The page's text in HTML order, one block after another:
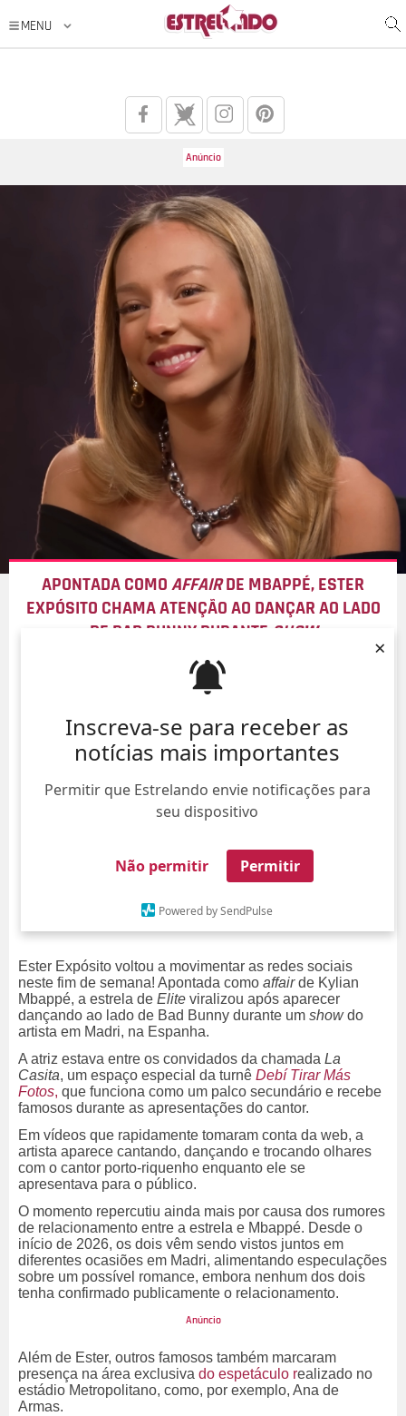
Inscreva-se para receber as
notícias mais importantes
Permitir que Estrelando envie notificações para
seu dispositivo
Não permitir Permitir
Powered by SendPulse
×
APONTADA COMOAFFAIRDE MBAPPÉ, ESTER
EXPÓSITO CHAMA ATENÇÃO AO DANÇAR AO LADO
DE BAD BUNNY DURANTE SHOW
08/Ago/
Ester Expósito voltou a movimentar as redes sociais
neste fim de semana! Apontada como affairde Kylian
Mbappé, a estrela de Elite viralizou após aparecer
dançando ao lado de Bad Bunny durante um showdo
artista em Madri, na Espanha.
A atriz estava entre os convidados da chamada La
Casita, um espaço especial da turnê Debí Tirar Más
Fotos, que funciona como um palco secundário e recebe
famosos durante as apresentações do cantor.
Em vídeos que rapidamente tomaram conta da web, a
artista aparece cantando, dançando e trocando olhares
com o cantor porto-riquenho enquanto ele se
apresentava para o público.
O momento repercutiu ainda mais por causa dos rumores
de relacionamento entre a estrela e Mbappé. Desde o
início de 2026, os dois vêm sendo vistos juntos em
diferentes ocasiões em Madri, alimentando especulações
sobre um possível romance, embora nenhum dos dois
tenha confirmado publicamente o relacionamento.
Além de Ester, outros famosos também marcaram
presença na área exclusiva do espetáculo realizado no
estádio Metropolitano, como, por exemplo, Ana de
Armas.